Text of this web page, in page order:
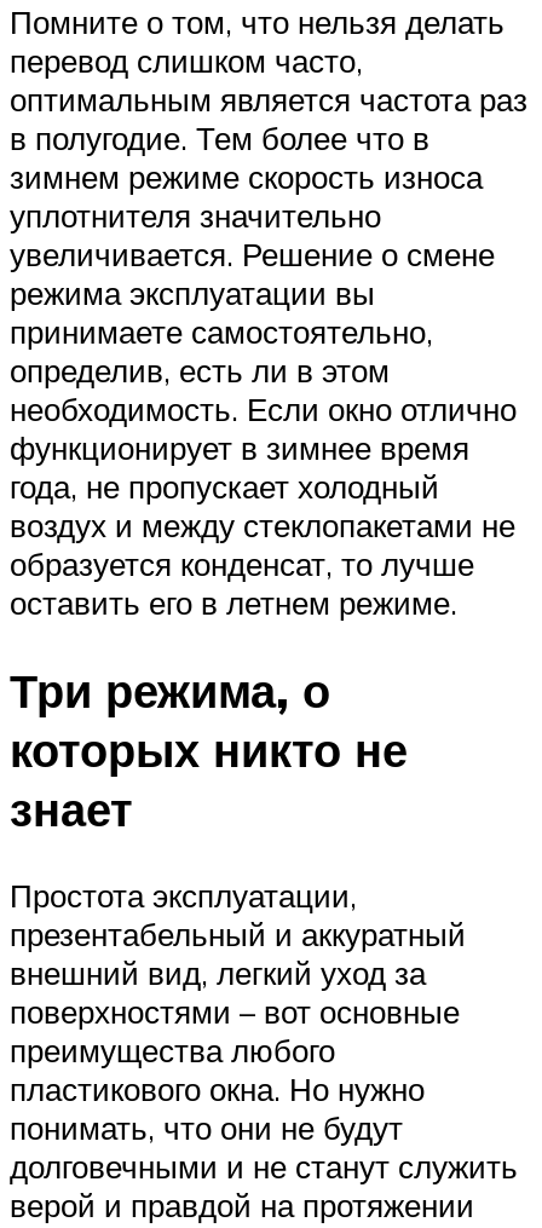
Помните о том, что нельзя делать
перевод слишком часто,
оптимальным является частота раз
в полугодие. Тем более что в
зимнем режиме скорость износа
уплотнителя значительно
увеличивается. Решение о смене
режима эксплуатации вы
принимаете самостоятельно,
определив, есть ли в этом
необходимость. Если окно отлично
функционирует в зимнее время
года, не пропускает холодный
воздух и между стеклопакетами не
образуется конденсат, то лучше
оставить его в летнем режиме.
Три режима, о
которых никто не
знает
Простота эксплуатации,
презентабельный и аккуратный
внешний вид, легкий уход за
поверхностями – вот основные
преимущества любого
пластикового окна. Но нужно
понимать, что они не будут
долговечными и не станут служить
верой и правдой на протяжении